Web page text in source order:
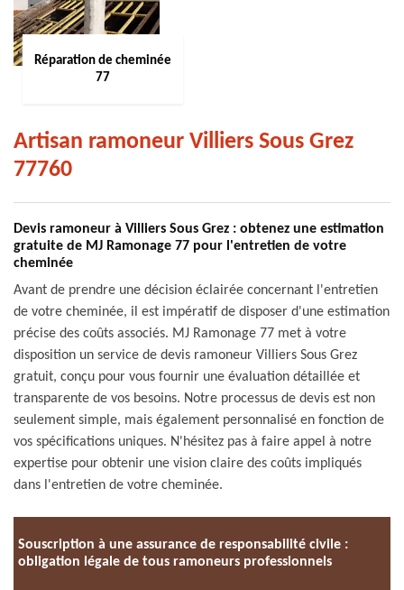
Réparation de cheminée
77
Artisan ramoneur Villiers Sous Grez
77760
Devis ramoneur à Villiers Sous Grez : obtenez une estimation
gratuite de MJ Ramonage 77 pour l'entretien de votre
cheminée
Avant de prendre une décision éclairée concernant l'entretien
de votre cheminée, il est impératif de disposer d'une estimation
précise des coûts associés. MJ Ramonage 77 met à votre
disposition un service de devis ramoneur Villiers Sous Grez
gratuit, conçu pour vous fournir une évaluation détaillée et
transparente de vos besoins. Notre processus de devis est non
seulement simple, mais également personnalisé en fonction de
vos spécifications uniques. N'hésitez pas à faire appel à notre
expertise pour obtenir une vision claire des coûts impliqués
dans l'entretien de votre cheminée.
Souscription à une assurance de responsabilité civile :
obligation légale de tous ramoneurs professionnels